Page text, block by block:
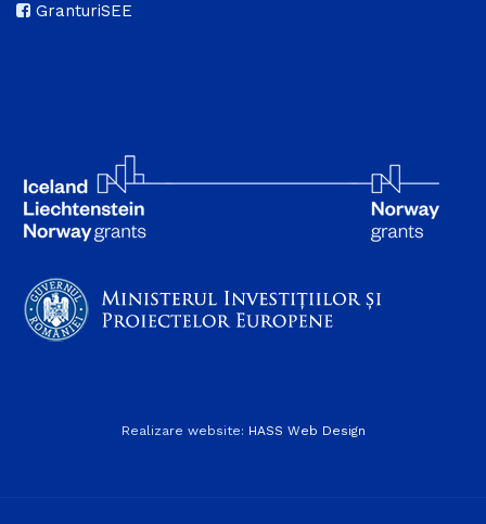
GranturiSEE
Realizare website: HASS Web Design